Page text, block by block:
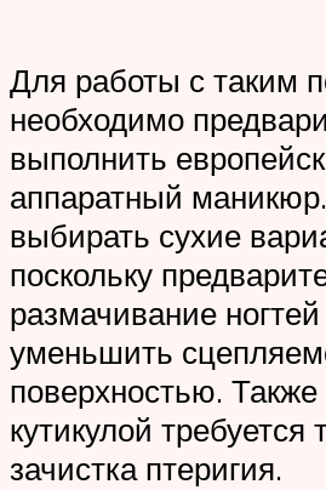
Для работы с таким
необходимо
выполнить
аппаратный
выбирать сухие
поскольку
размачивание
уменьшить
поверхностью.
кутикулой требуется
зачистка птеригия.